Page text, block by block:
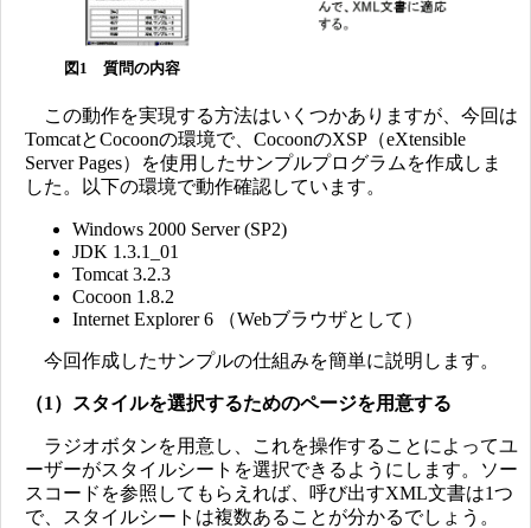
図1 質問の内容
この動作を実現する方法はいくつかありますが、今回は
TomcatとCocoonの環境で、CocoonのXSP（eXtensible
Server Pages）を使用したサンプルプログラムを作成しま
した。以下の環境で動作確認しています。
Windows 2000 Server (SP2)
JDK 1.3.1_01
Tomcat 3.2.3
Cocoon 1.8.2
Internet Explorer 6 （Webブラウザとして）
今回作成したサンプルの仕組みを簡単に説明します。
（1）スタイルを選択するためのページを用意する
ラジオボタンを用意し、これを操作することによってユ
ーザーがスタイルシートを選択できるようにします。ソー
スコードを参照してもらえれば、呼び出すXML文書は1つ
で、スタイルシートは複数あることが分かるでしょう。